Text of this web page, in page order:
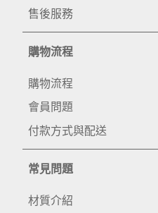
售後服務
購物流程
購物流程
會員問題
付款方式與配送
常見問題
材質介紹